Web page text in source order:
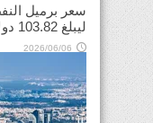
ليبلغ 103.82 دولاراً
2026/06/06